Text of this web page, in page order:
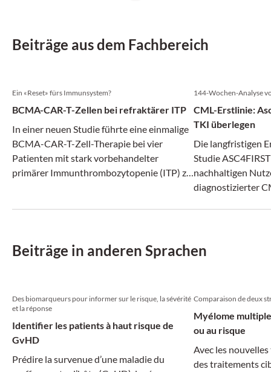
Beiträge aus dem Fachbereich
Ein «Reset» fürs Immunsystem?
BCMA-CAR-T-Zellen bei refraktärer ITP
In einer neuen Studie führte eine einmalige
BCMA-CAR-T-Zell-Therapie bei vier
Patienten mit stark vorbehandelter
primärer Immunthrombozytopenie (ITP) zu
144-Wochen-Analyse
CML-Erstlinie:
TKI überlegen
Die langfristigen
Studie
nachhaltigen
diagnostizierter
Beiträge in anderen Sprachen
Des biomarqueurs pour informer sur le risque, la sévérité
et la réponse
Identifier les patients à haut risque de
GvHD
Prédire la survenue d’une maladie du
Comparaison de deux
Myélome
ou au risque
Avec les
des traitements